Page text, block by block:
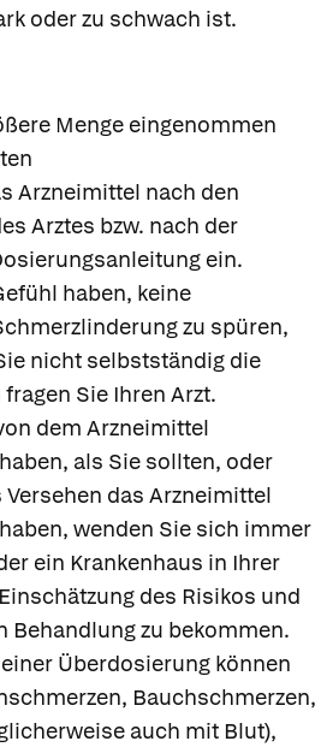
oder zu schwach ist.
Menge eingenommen
Arzneimittel nach den
Arztes bzw. nach der
ein.
haben, keine
zu spüren,
nicht selbstständig die
Sie Ihren Arzt.
dem Arzneimittel
als Sie sollten, oder
das Arzneimittel
wenden Sie sich immer
ein Krankenhaus in Ihrer
des Risikos und
Behandlung zu bekommen.
Überdosierung können
Bauchschmerzen,
auch mit Blut),